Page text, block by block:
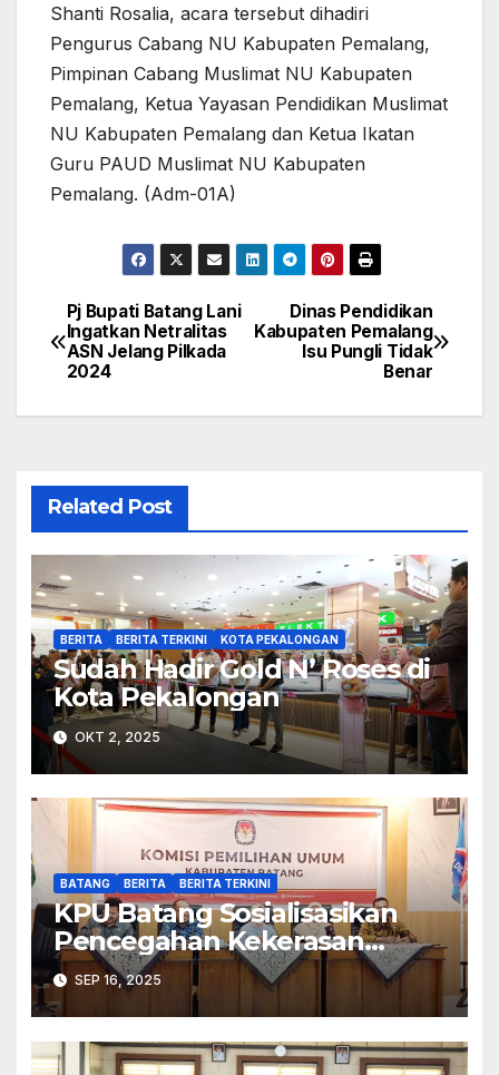
Shanti Rosalia, acara tersebut dihadiri
Pengurus Cabang NU Kabupaten Pemalang,
Pimpinan Cabang Muslimat NU Kabupaten
Pemalang, Ketua Yayasan Pendidikan Muslimat
NU Kabupaten Pemalang dan Ketua Ikatan
Guru PAUD Muslimat NU Kabupaten
Pemalang. (Adm-01A)
Navigasi
pos
Dinas Pendidikan
Kabupaten Pemalang
Isu Pungli Tidak
Benar
Pj Bupati Batang Lani
Ingatkan Netralitas
ASN Jelang Pilkada
2024
Related Post
BERITA BERITA TERKINI KOTA PEKALONGAN
Sudah Hadir Gold N’ Roses di
Kota Pekalongan
OKT 2, 2025
BATANG BERITA BERITA TERKINI
KPU Batang Sosialisasikan
Pencegahan Kekerasan
Seksual dalam Lingkungan
Kerja Pemilu
SEP 16, 2025